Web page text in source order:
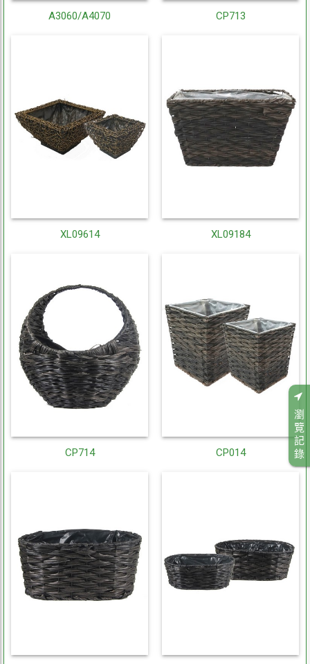
A3060/A4070 CP713
XL09614 XL09184
CP714 CP014
瀏
覽
記
錄